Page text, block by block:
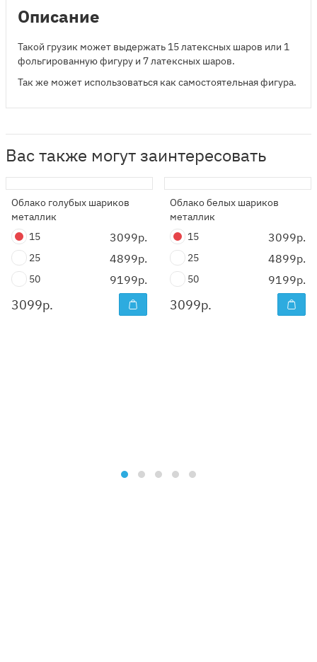
Описание
Такой грузик может выдержать 15 латексных шаров или 1
фольгированную фигуру и 7 латексных шаров.
Так же может использоваться как самостоятельная фигура.
Вас также могут заинтересовать
Облако голубых шариков
металлик
15
3099р.
25 4899р.
50 9199р.
3099р.
Облако белых шариков
металлик
15
3099р.
25 4899р.
50 9199р.
3099р.